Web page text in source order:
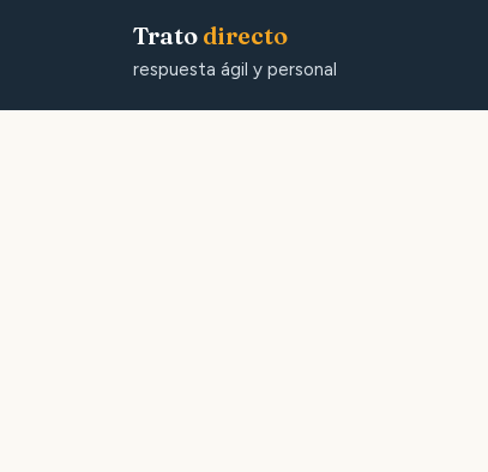
Trato directo
respuesta ágil y personal